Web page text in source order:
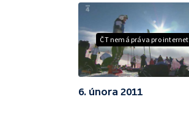
ČT nemá práva pro internet
6. února 2011